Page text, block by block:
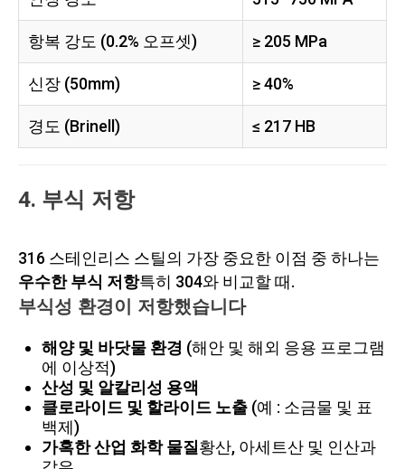
항복 강도 (0.2% 오프셋) ≥ 205 MPa
신장 (50mm) ≥ 40%
경도 (Brinell) ≤ 217 HB
4. 부식 저항
316 스테인리스 스틸의 가장 중요한 이점 중 하나는
우수한 부식 저항특히 304와 비교할 때.
부식성 환경이 저항했습니다
해양 및 바닷물 환경 (해안 및 해외 응용 프로그램
에 이상적)
산성 및 알칼리성 용액
클로라이드 및 할라이드 노출 (예 : 소금물 및 표
백제)
가혹한 산업 화학 물질 황산, 아세트산 및 인산과